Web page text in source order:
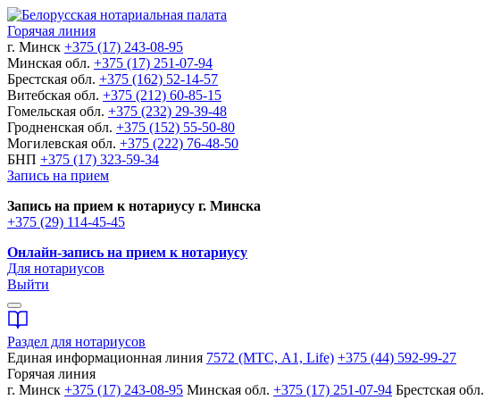
Горячая линия
г. Минск +375 (17) 243-08-95
Минская обл. +375 (17) 251-07-94
Брестская обл. +375 (162) 52-14-57
Витебская обл. +375 (212) 60-85-15
Гомельская обл. +375 (232) 29-39-48
Гродненская обл. +375 (152) 55-50-80
Могилевская обл. +375 (222) 76-48-50
БНП +375 (17) 323-59-34
Запись на прием
Запись на прием к нотариусу г. Минска
+375 (29) 114-45-45
Онлайн-запись на прием к нотариусу
Для нотариусов
Выйти
Раздел для нотариусов
Единая информационная линия 7572 (МТС, A1, Life) +375 (44) 592-99-27
Горячая линия
г. Минск +375 (17) 243-08-95 Минская обл. +375 (17) 251-07-94 Брестская обл.